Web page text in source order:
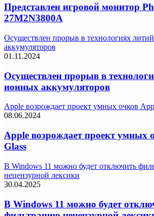
Представлен игровой монитор
27M2N3800A
Осуществлен прорыв в технологиях
аккумуляторов
01.11.2024
Осуществлен прорыв в
ионных аккумуляторов
Apple возрождает проект умных очков
08.06.2024
Apple возрождает проект умных
Glass
В Windows 11 можно будет отключить
нецензурной лексики
30.04.2025
В Windows 11 можно будет